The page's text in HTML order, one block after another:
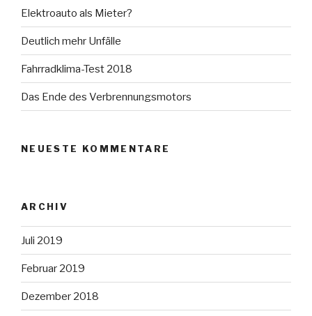
Elektroauto als Mieter?
Deutlich mehr Unfälle
Fahrradklima-Test 2018
Das Ende des Verbrennungsmotors
NEUESTE KOMMENTARE
ARCHIV
Juli 2019
Februar 2019
Dezember 2018